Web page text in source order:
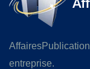
entreprise.